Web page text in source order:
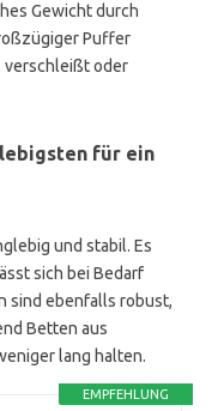
Gewicht durch
Puffer
verschleißt oder
für ein
und stabil. Es
sich bei Bedarf
sind ebenfalls robust,
Betten aus
lang halten.
EMPFEHLUNG